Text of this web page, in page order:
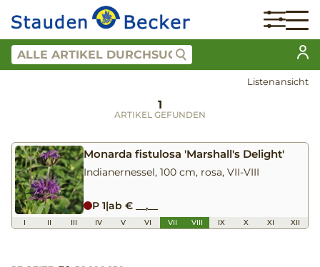
Listenansicht
1
ARTIKEL GEFUNDEN
Monarda fistulosa 'Marshall's Delight'
Indianernessel, 100 cm, rosa, VII-VIII
P 1|ab € __,__
I II III IV V VI VII VIII IX X XI XII